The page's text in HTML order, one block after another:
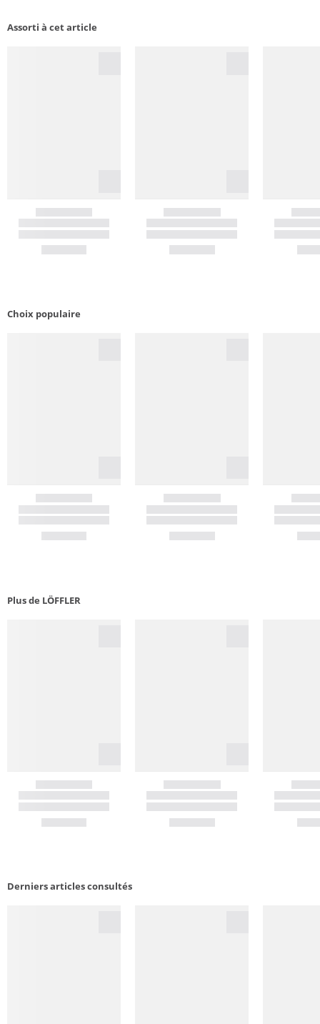
Assorti à cet article
Choix populaire
Plus de LÖFFLER
Derniers articles consultés